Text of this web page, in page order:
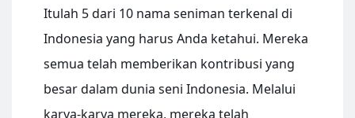
Itulah 5 dari 10 nama seniman terkenal di
Indonesia yang harus Anda ketahui. Mereka
semua telah memberikan kontribusi yang
besar dalam dunia seni Indonesia. Melalui
karya-karya mereka, mereka telah